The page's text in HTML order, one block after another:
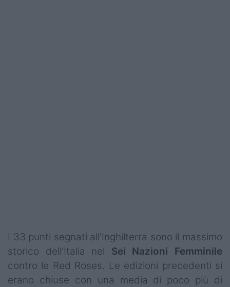
I 33 punti segnati all'Inghilterra sono il massimo
storico dell'Italia nel Sei Nazioni Femminile
contro le Red Roses. Le edizioni precedenti si
erano chiuse con una media di poco più di